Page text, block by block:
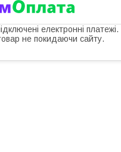
електронні
не покидаючи сайту.